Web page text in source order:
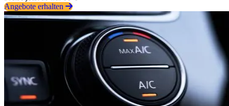
Angebote erhalten